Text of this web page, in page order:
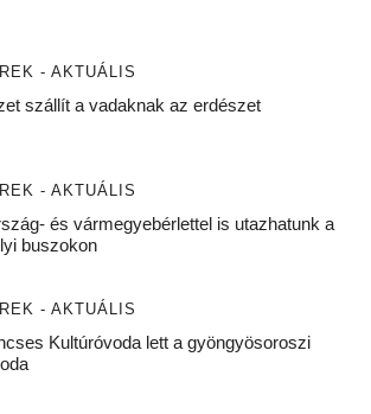
- AKTUÁLIS
szállít a vadaknak az erdészet
- AKTUÁLIS
és vármegyebérlettel is utazhatunk a
buszokon
- AKTUÁLIS
Kultúróvoda lett a gyöngyösoroszi